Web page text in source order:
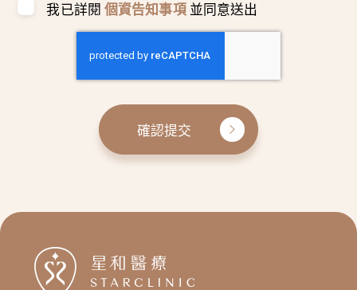
我已詳閱 個資告知事項 並同意送出
確認提交